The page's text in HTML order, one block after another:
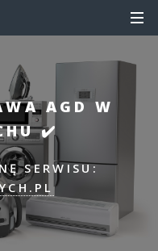
AGD W
✔️
SERWISU: